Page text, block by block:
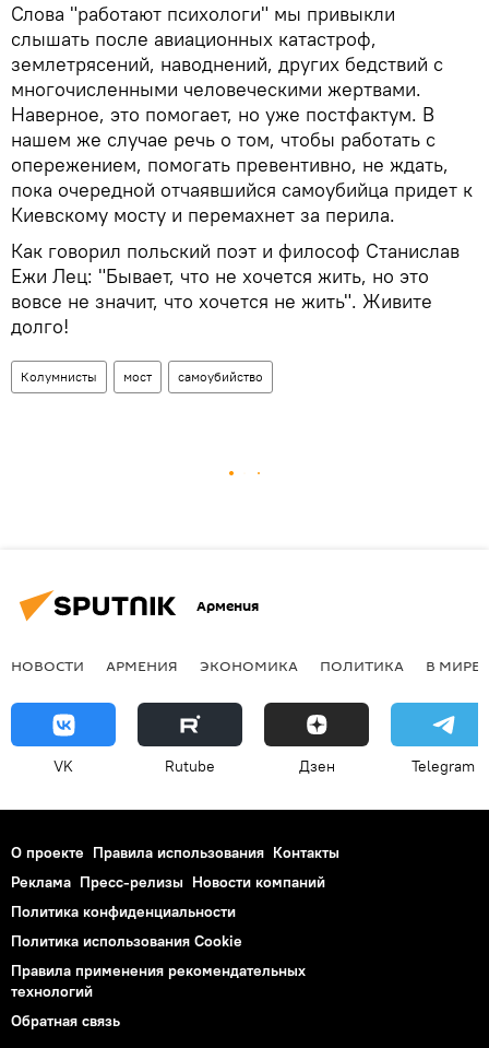
Слова "работают психологи" мы привыкли
слышать после авиационных катастроф,
землетрясений, наводнений, других бедствий с
многочисленными человеческими жертвами.
Наверное, это помогает, но уже постфактум. В
нашем же случае речь о том, чтобы работать с
опережением, помогать превентивно, не ждать,
пока очередной отчаявшийся самоубийца придет к
Киевскому мосту и перемахнет за перила.
Как говорил польский поэт и философ Станислав
Ежи Лец: "Бывает, что не хочется жить, но это
вовсе не значит, что хочется не жить". Живите
долго!
Колумнисты мост самоубийство
Армения
НОВОСТИ АРМЕНИЯ ЭКОНОМИКА ПОЛИТИКА В МИРЕ
VK Rutube Дзен Telegram
О проекте Правила использования Контакты
Реклама Пресс-релизы Новости компаний
Политика конфиденциальности
Политика использования Cookie
Правила применения рекомендательных
технологий
Обратная связь